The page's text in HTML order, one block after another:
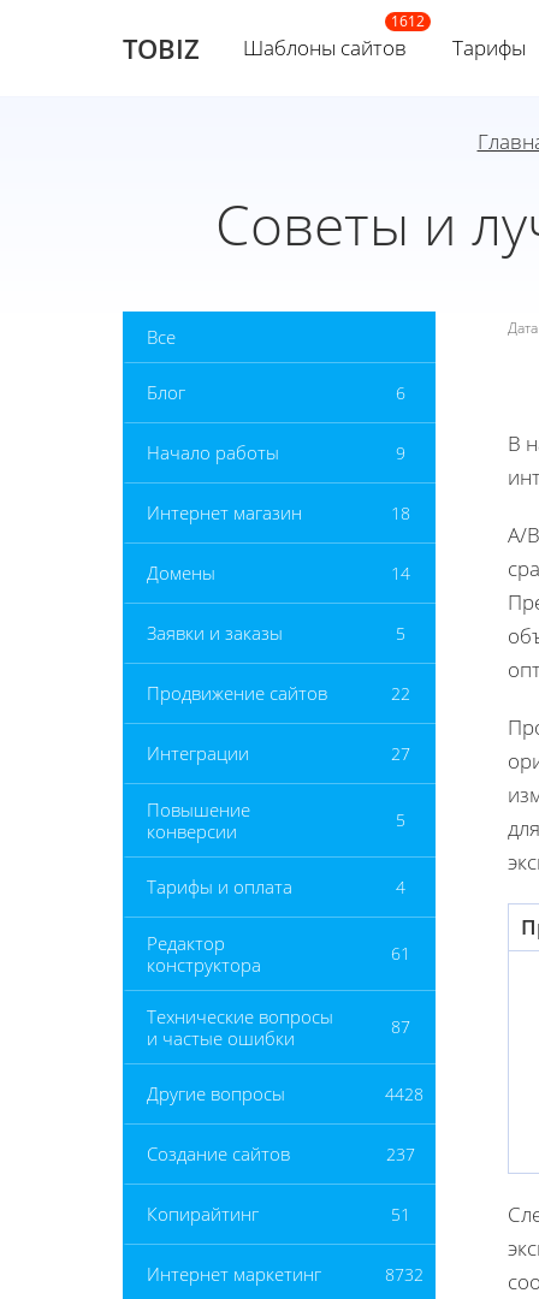
TOBIZ Шаблоны сайтов Тарифы
Советы и
Все
Блог 6
Начало работы 9
Интернет магазин 18
Домены 14
Заявки и заказы 5
Продвижение сайтов 22
Интеграции 27
Повышение
конверсии
5
Тарифы и оплата 4
Редактор
конструктора
61
Технические вопросы
и частые ошибки
87
Другие вопросы 4428
Создание сайтов 237
Копирайтинг 51
Интернет маркетинг 8732
В
A/